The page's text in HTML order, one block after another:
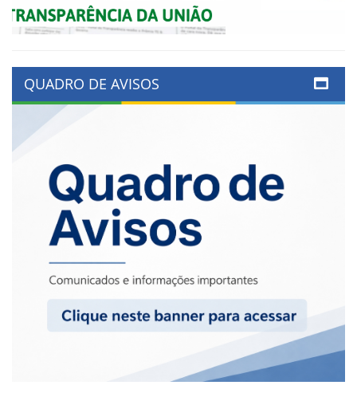
QUADRO DE AVISOS